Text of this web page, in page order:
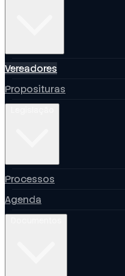
Vereadores
Proposituras
Processos
Agenda